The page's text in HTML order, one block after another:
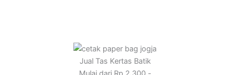
Jual Tas Kertas Batik